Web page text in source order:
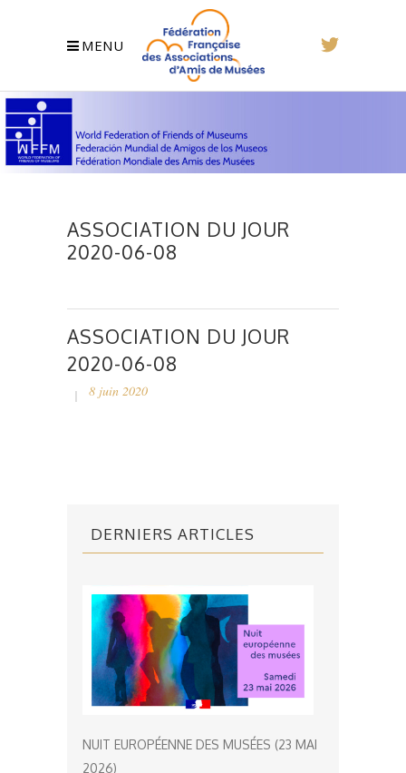
MENU
ASSOCIATION DU JOUR
2020-06-08
ASSOCIATION DU JOUR
2020-06-08
8 juin 2020
DERNIERS ARTICLES
NUIT EUROPÉENNE DES MUSÉES (23 MAI
2026)